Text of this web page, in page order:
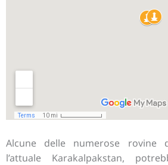
Alcune delle numerose rovine
l’attuale Karakalpakstan,